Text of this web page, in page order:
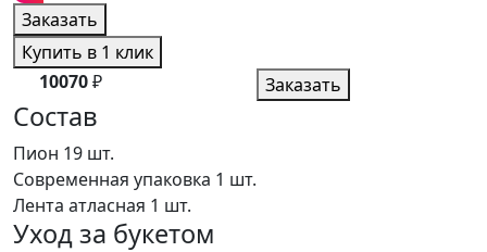
Заказать
Купить в 1 клик
10070₽ Заказать
Состав
Пион 19 шт.
Современная упаковка 1 шт.
Лента атласная 1 шт.
Уход за букетом